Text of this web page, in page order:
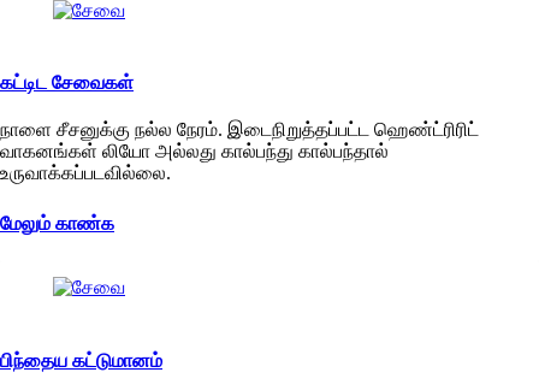
கட்டிட சேவைகள்
நாளை சீசனுக்கு நல்ல நேரம். இடைநிறுத்தப்பட்ட ஹெண்ட்ரிரிட்
வாகனங்கள் லியோ அல்லது கால்பந்து கால்பந்தால்
உருவாக்கப்படவில்லை.
மேலும் காண்க
பிந்தைய கட்டுமானம்